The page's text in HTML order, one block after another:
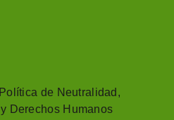
de Neutralidad,
Derechos Humanos